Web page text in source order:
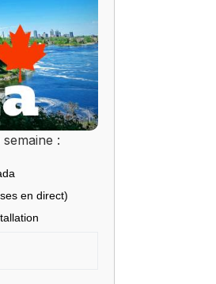
:
en direct)